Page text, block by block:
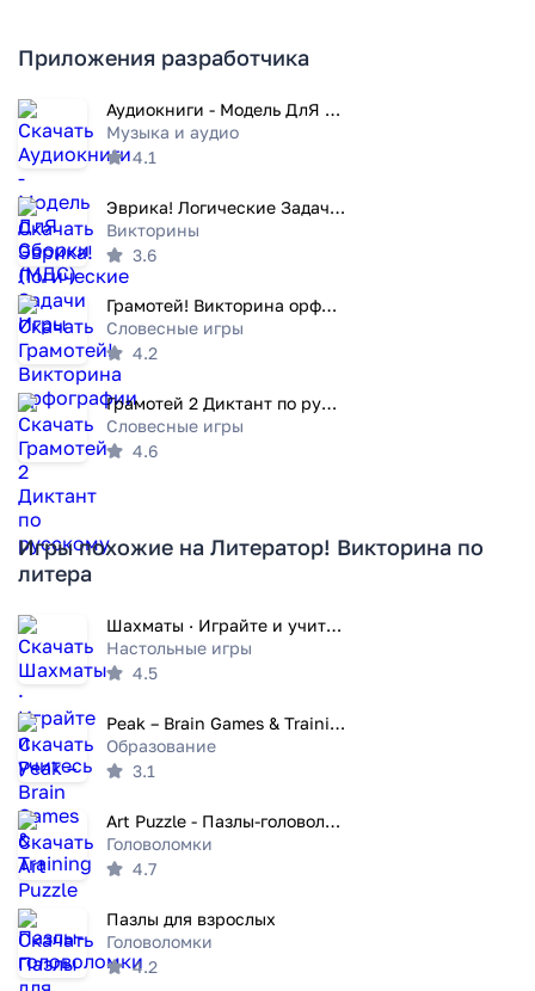
Приложения разработчика
Аудиокниги - Модель ДлЯ Сборки (МДС)
Музыка и аудио
4.1
Эврика! Логические Задачи Игры
Викторины
3.6
Грамотей! Викторина орфографии
Словесные игры
4.2
Грамотей 2 Диктант по русскому
Словесные игры
4.6
Игры похожие на Литератор! Викторина по
литера
Шахматы · Играйте и учитесь
Настольные игры
4.5
Peak – Brain Games & Training
Образование
3.1
Art Puzzle - Пазлы-головоломки
Головоломки
4.7
Пазлы для взрослых
Головоломки
4.2